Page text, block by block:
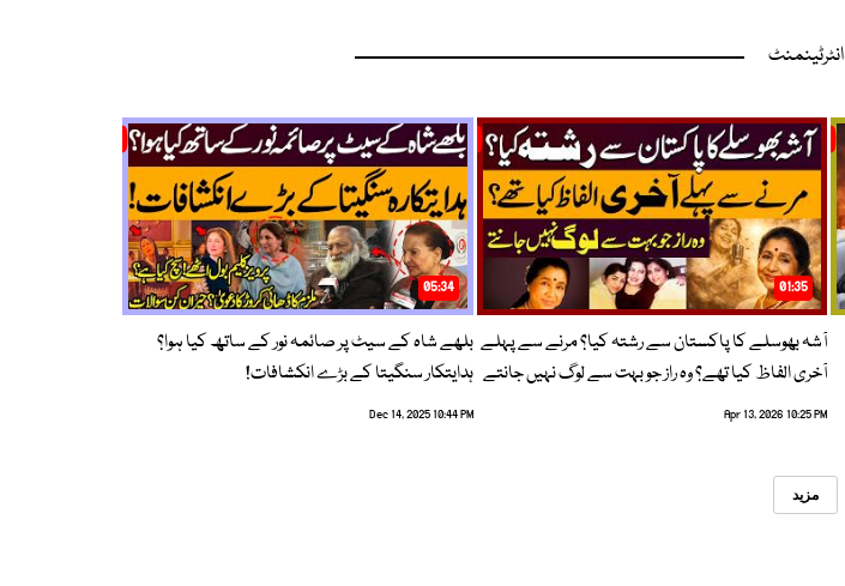
انٹرٹینمنٹ
01:35
آشہ بھوسلے کا پاکستان سے رشتہ کیا؟ مرنے سے پہلے
آخری الفاظ کیا تھے؟ وہ راز جو بہت سے لوگ نہیں جانتے
Apr 13, 2026 10:25 PM
05:34
بلھے شاہ کے سیٹ پر صائمہ نور کے ساتھ کیا ہوا؟
ہدایتکار سنگیتا کے بڑے انکشافات!
Dec 14, 2025 10:44 PM
مزید